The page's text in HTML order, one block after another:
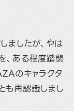
ましたが、やは
、ある程度踏襲
のキャラクタ
も再認識しまし